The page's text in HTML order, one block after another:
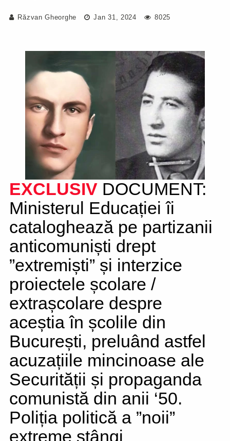
Răzvan Gheorghe Jan 31, 2024 8025
EXCLUSIV DOCUMENT:
Ministerul Educației îi
cataloghează pe partizanii
anticomuniști drept
”extremiști” și interzice
proiectele școlare /
extrașcolare despre
aceștia în școlile din
București, preluând astfel
acuzațiile mincinoase ale
Securității și propaganda
comunistă din anii ‘50.
Poliția politică a ”noii”
extreme stângi